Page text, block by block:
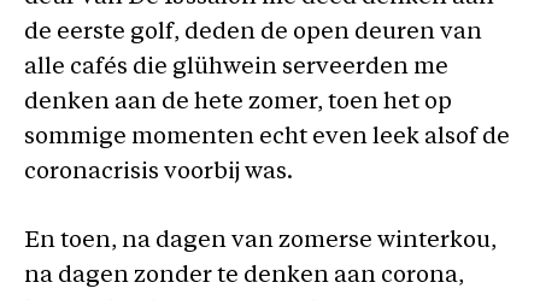
de eerste golf, deden de open deuren van
alle cafés die glühwein serveerden me
denken aan de hete zomer, toen het op
sommige momenten echt even leek alsof de
coronacrisis voorbij was.
En toen, na dagen van zomerse winterkou,
na dagen zonder te denken aan corona,